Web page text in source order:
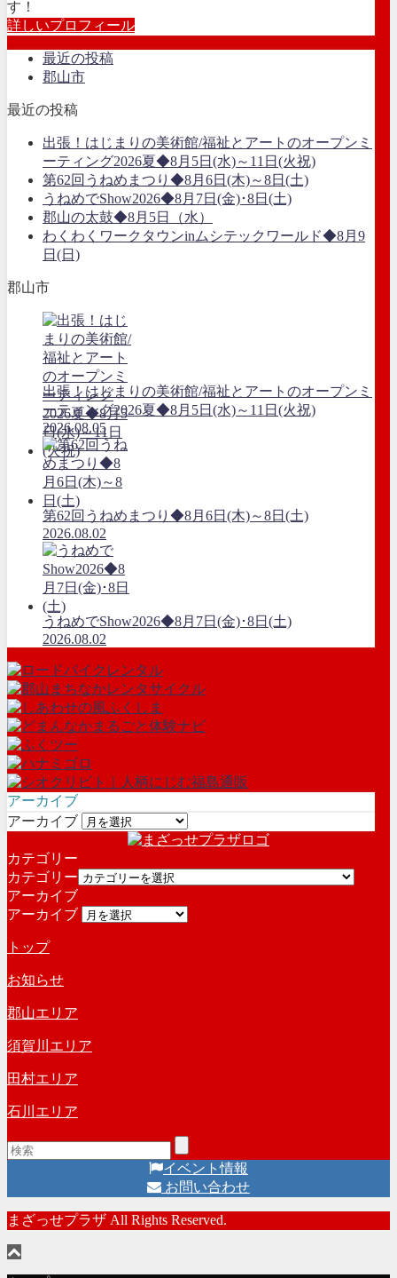
す！
詳しいプロフィール
最近の投稿
郡山市
最近の投稿
出張！はじまりの美術館/福祉とアートのオープンミ
ーティング2026夏◆8月5日(水)～11日(火祝)
第62回うねめまつり◆8月6日(木)～8日(土)
うねめでShow2026◆8月7日(金)･8日(土)
郡山の太鼓◆8月5日（水）
わくわくワークタウンinムシテックワールド◆8月9
日(日)
郡山市
出張！はじまりの美術館/福祉とアートのオープンミ
ーティング2026夏◆8月5日(水)～11日(火祝)
2026.08.05
第62回うねめまつり◆8月6日(木)～8日(土)
2026.08.02
うねめでShow2026◆8月7日(金)･8日(土)
2026.08.02
アーカイブ
アーカイブ
カテゴリー
カテゴリー
アーカイブ
アーカイブ
トップ
お知らせ
郡山エリア
須賀川エリア
田村エリア
石川エリア
イベント情報
お問い合わせ
まざっせプラザ All Rights Reserved.